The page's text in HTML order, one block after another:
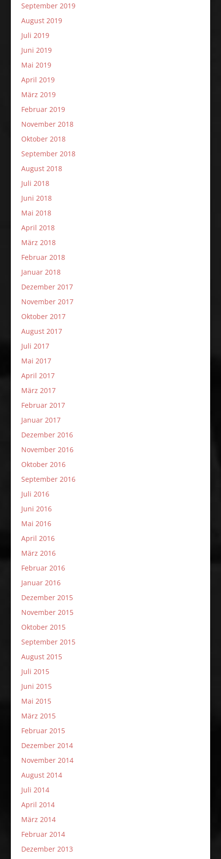
September 2019
August 2019
Juli 2019
Juni 2019
Mai 2019
April 2019
März 2019
Februar 2019
November 2018
Oktober 2018
September 2018
August 2018
Juli 2018
Juni 2018
Mai 2018
April 2018
März 2018
Februar 2018
Januar 2018
Dezember 2017
November 2017
Oktober 2017
August 2017
Juli 2017
Mai 2017
April 2017
März 2017
Februar 2017
Januar 2017
Dezember 2016
November 2016
Oktober 2016
September 2016
Juli 2016
Juni 2016
Mai 2016
April 2016
März 2016
Februar 2016
Januar 2016
Dezember 2015
November 2015
Oktober 2015
September 2015
August 2015
Juli 2015
Juni 2015
Mai 2015
März 2015
Februar 2015
Dezember 2014
November 2014
August 2014
Juli 2014
April 2014
März 2014
Februar 2014
Dezember 2013